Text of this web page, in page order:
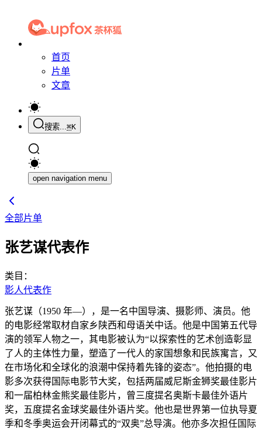
首页
片单
文章
搜索...⌘K
open navigation menu
全部片单
张艺谋代表作
类目：
影人代表作
张艺谋（1950 年—），是一名中国导演、摄影师、演员。他
的电影经常取材自家乡陕西和母语关中话。他是中国第五代导
演的领军人物之一，其电影被认为“以探索性的艺术创造彰显
了人的主体性力量，塑造了一代人的家国想象和民族寓言，又
在市场化和全球化的浪潮中保持着先锋的姿态”。他拍摄的电
影多次获得国际电影节大奖，包括两届威尼斯金狮奖最佳影片
和一届柏林金熊奖最佳影片，曾三度提名奥斯卡最佳外语片
奖，五度提名金球奖最佳外语片奖。他也是世界第一位执导夏
季和冬季奥运会开闭幕式的“双奥”总导演。他亦多次担任国际